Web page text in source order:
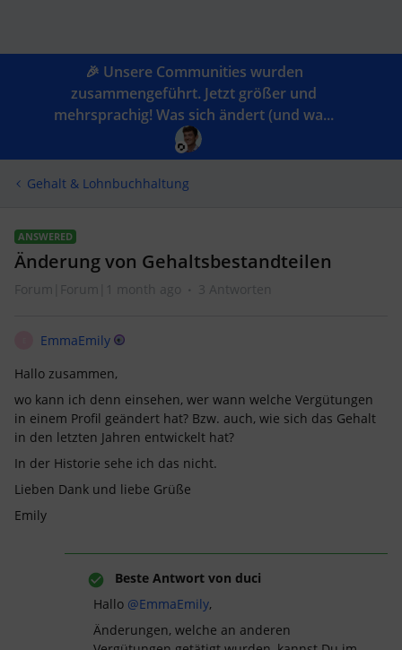
🎉 Unsere Communities wurden
zusammengeführt. Jetzt größer und
mehrsprachig! Was sich ändert (und wa...
Gehalt & Lohnbuchhaltung
ANSWERED
Änderung von Gehaltsbestandteilen
Forum|Forum|1 month ago 3 Antworten
EmmaEmily
Hallo zusammen,
wo kann ich denn einsehen, wer wann welche Vergütungen
in einem Profil geändert hat? Bzw. auch, wie sich das Gehalt
in den letzten Jahren entwickelt hat?
In der Historie sehe ich das nicht.
Lieben Dank und liebe Grüße
Emily
Beste Antwort von duci
Hallo ​ @EmmaEmily,
Änderungen, welche an anderen